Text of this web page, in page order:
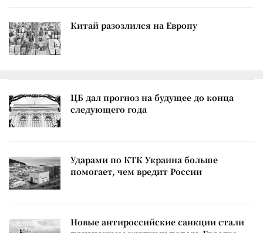
Китай разозлился на Европу
ЦБ дал прогноз на будущее до конца
следующего года
Ударами по КТК Украина больше
помогает, чем вредит России
Новые антироссийские санкции стали